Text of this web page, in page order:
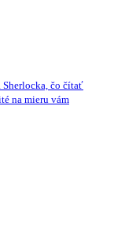
Sherlocka, čo čítať
na mieru vám